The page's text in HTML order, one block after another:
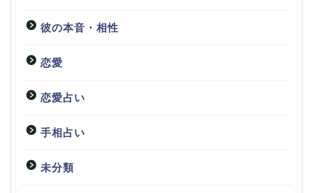
彼の本音・相性
恋愛
恋愛占い
手相占い
未分類